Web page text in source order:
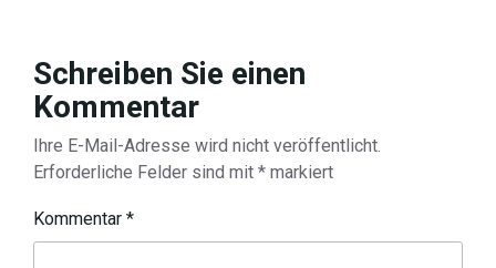
Schreiben Sie einen
Kommentar
Ihre E-Mail-Adresse wird nicht veröffentlicht.
Erforderliche Felder sind mit * markiert
Kommentar *